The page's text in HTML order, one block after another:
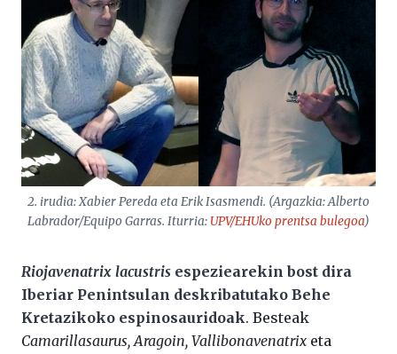
2. irudia: Xabier Pereda eta Erik Isasmendi. (Argazkia: Alberto
Labrador/Equipo Garras. Iturria: UPV/EHUko prentsa bulegoa)
Riojavenatrix lacustris espeziearekin bost dira
Iberiar Penintsulan deskribatutako Behe
Kretazikoko espinosauridoak. Besteak
Camarillasaurus, Aragoin, Vallibonavenatrix eta